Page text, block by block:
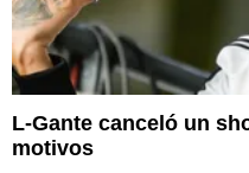
L-Gante canceló un
motivos